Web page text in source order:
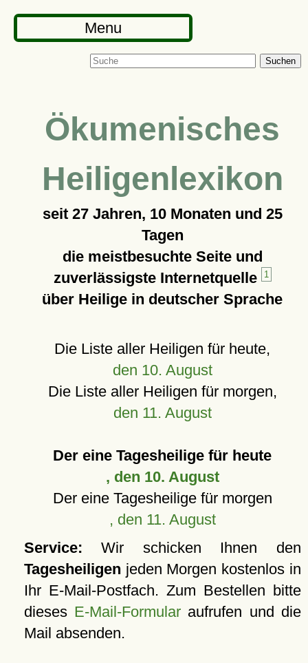
Menu
Suchen
Ökumenisches
Heiligenlexikon
seit 27 Jahren, 10 Monaten und 25
Tagen
die meistbesuchte Seite und
zuverlässigste Internetquelle
1
über Heilige in deutscher Sprache
Die Liste aller Heiligen für heute,
den 10. August
Die Liste aller Heiligen für morgen,
den 11. August
Der eine Tagesheilige für heute
, den 10. August
Der eine Tagesheilige für morgen
, den 11. August
Service: Wir schicken Ihnen den
Tagesheiligen jeden Morgen kostenlos in
Ihr E-Mail-Postfach. Zum Bestellen bitte
dieses E-Mail-Formular aufrufen und die
Mail absenden.